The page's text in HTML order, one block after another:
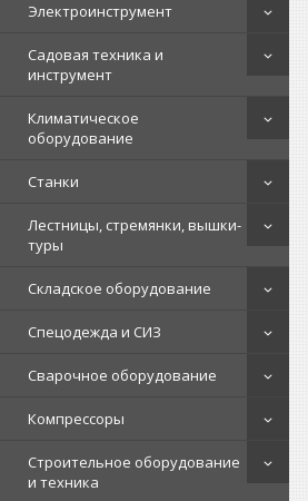
Электроинструмент
Садовая техника и
инструмент
Климатическое
оборудование
Станки
Лестницы, стремянки, вышки-
туры
Складское оборудование
Спецодежда и СИЗ
Сварочное оборудование
Компрессоры
Строительное оборудование
и техника